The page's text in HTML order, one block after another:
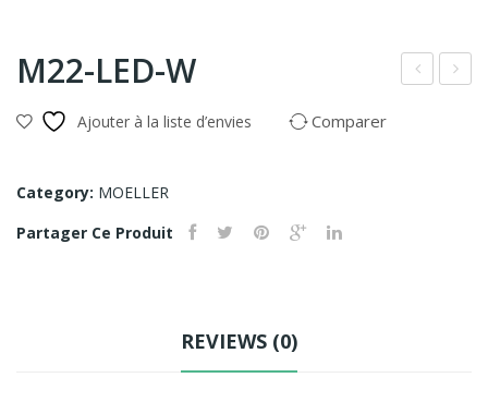
M22-LED-W
Ajouter à la liste d’envies Comparer
Category: MOELLER
Partager Ce Produit
REVIEWS (0)